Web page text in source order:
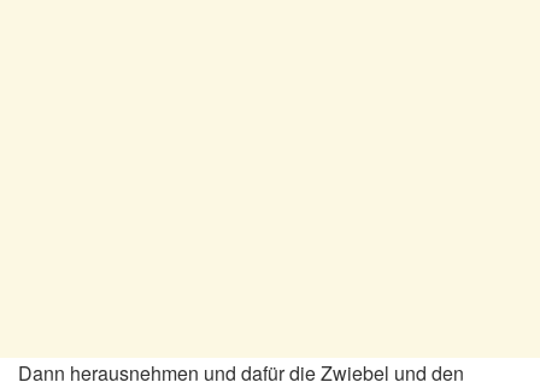
Dann herausnehmen und dafür die Zwiebel und den